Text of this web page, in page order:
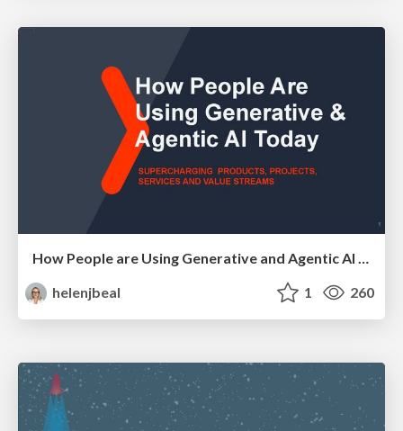
helenjbeal
1 260